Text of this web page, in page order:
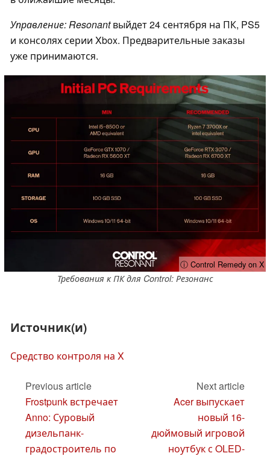
Управление: Resonantвыйдет 24 сентября на ПК, PS5
и консолях серии Xbox. Предварительные заказы
уже принимаются.
ⓘ Control Remedy on X
Требования к ПК для Control: Резонанс
Источник(и)
Средство контроля на X
Previous article
Frostpunk встречает
Anno: Суровый
дизельпанк-
градостроитель по
Next article
Acer выпускает
новый 16-
дюймовый игровой
ноутбук с OLED-